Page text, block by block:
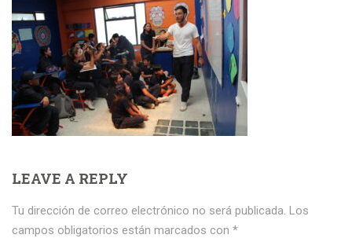
LEAVE A REPLY
Tu dirección de correo electrónico no será publicada. Los
campos obligatorios están marcados con *